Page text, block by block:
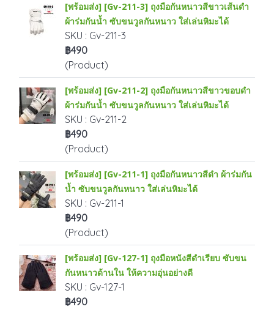
[พร้อมส่ง] [Gv-211-3] ถุงมือกันหนาวสีขาวเส้นดำ
ผ้าร่มกันน้ำ ซับขนวูลกันหนาว ใส่เล่นหิมะได้
SKU : Gv-211-3
฿490
(Product)
[พร้อมส่ง] [Gv-211-2] ถุงมือกันหนาวสีขาวขอบดำ
ผ้าร่มกันน้ำ ซับขนวูลกันหนาว ใส่เล่นหิมะได้
SKU : Gv-211-2
฿490
(Product)
[พร้อมส่ง] [Gv-211-1] ถุงมือกันหนาวสีดำ ผ้าร่มกัน
น้ำ ซับขนวูลกันหนาว ใส่เล่นหิมะได้
SKU : Gv-211-1
฿490
(Product)
[พร้อมส่ง] [Gv-127-1] ถุงมือหนังสีดำเรียบ ซับขน
กันหนาวด้านใน ให้ความอุ่นอย่างดี
SKU : Gv-127-1
฿490